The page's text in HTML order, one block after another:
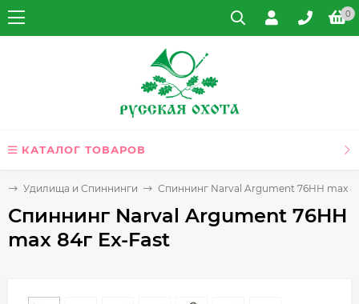
0
КАТАЛОГ ТОВАРОВ
Удилища и Спиннинги Спиннинг Narval Argument 76HH max
Спиннинг Narval Argument 76HH
max 84г Ex-Fast